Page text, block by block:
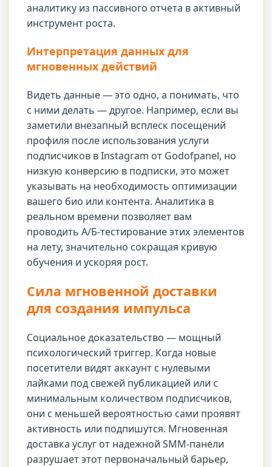
аналитику из пассивного отчета в активный
инструмент роста.
Интерпретация данных для
мгновенных действий
Видеть данные — это одно, а понимать, что
с ними делать — другое. Например, если вы
заметили внезапный всплеск посещений
профиля после использования услуги
подписчиков в Instagram от Godofpanel, но
низкую конверсию в подписки, это может
указывать на необходимость оптимизации
вашего био или контента. Аналитика в
реальном времени позволяет вам
проводить А/Б-тестирование этих элементов
на лету, значительно сокращая кривую
обучения и ускоряя рост.
Сила мгновенной доставки
для создания импульса
Социальное доказательство — мощный
психологический триггер. Когда новые
посетители видят аккаунт с нулевыми
лайками под свежей публикацией или с
минимальным количеством подписчиков,
они с меньшей вероятностью сами проявят
активность или подпишутся. Мгновенная
доставка услуг от надежной SMM-панели
разрушает этот первоначальный барьер,